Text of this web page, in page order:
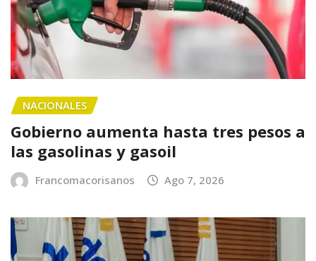
NACIONALES
Gobierno aumenta hasta tres pesos a
las gasolinas y gasoil
Francomacorisanos Ago 7, 2026